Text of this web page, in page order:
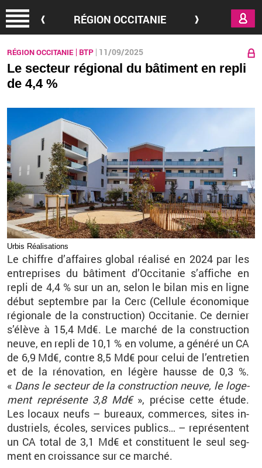
RÉGION OCCITANIE
RÉGION OCCITANIE BTP 11/09/2025
Le secteur régional du bâtiment en repli
de 4,4 %
Urbis Réa­li­sa­tions
Le chiffre d’af­faires glo­bal réa­lisé en 2024 par les
en­tre­prises du bâ­ti­ment d’Oc­ci­ta­nie s’af­fiche en
repli de 4,4 % sur un an, selon le bilan mis en ligne
début sep­tembre par la Cerc (Cel­lule éco­no­mique
ré­gio­nale de la construc­tion) Oc­ci­ta­nie. Ce der­nier
s’élève à 15,4 Md€. Le mar­ché de la construc­tion
neuve, en repli de 10,1 % en vo­lume, a gé­néré un CA
de 6,9 Md€, contre 8,5 Md€ pour celui de l’en­tre­tien
et de la ré­no­va­tion, en lé­gère hausse de 0,3 %.
« Dans le sec­teur de la construc­tion neuve, le lo­ge­
ment re­pré­sente 3,8 Md€ », pré­cise cette étude.
Les lo­caux neufs – bu­reaux, com­merces, sites in­
dus­triels, écoles, ser­vices pu­blics… – re­pré­sentent
un CA total de 3,1 Md€ et consti­tuent le seul seg­
ment en crois­sance sur ce mar­ché.